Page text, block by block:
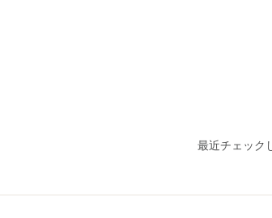
最近チェック